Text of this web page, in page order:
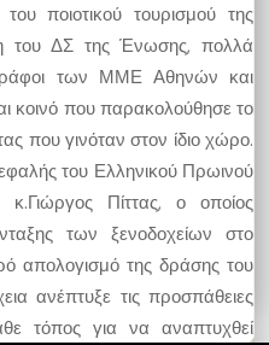
ποιοτικού τουρισμού της
του ΔΣ της Ένωσης, πολλά
των ΜΜΕ Αθηνών και
κοινό που παρακολούθησε το
που γινόταν στον ίδιο χώρο.
του Ελληνικού Πρωινού
Πίττας, ο οποίος
των ξενοδοχείων στο
απολογισμό της δράσης του
ανέπτυξε τις προσπάθειες
τόπος για να αναπτυχθεί